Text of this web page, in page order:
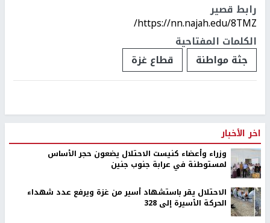
رابط قصير
https://nn.najah.edu/8TMZ/
الكلمات المفتاحية
جثة مواطنة
قطاع غزة
اخر الأخبار
وزراء وأعضاء كنيست الاحتلال يضعون حجر الأساس
لمستوطنة في عرابة جنوب جنين
الاحتلال يقر باستشهاد أسير من غزة ويرفع عدد شهداء
الحركة الأسيرة إلى 328